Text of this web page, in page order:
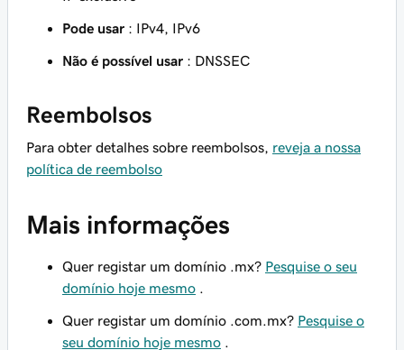
Pode usar : IPv4, IPv6
Não é possível usar : DNSSEC
Reembolsos
Para obter detalhes sobre reembolsos, reveja a nossa
política de reembolso
Mais informações
Quer registar um domínio .mx? Pesquise o seu
domínio hoje mesmo
Quer registar um domínio .com.mx? Pesquise o
seu domínio hoje mesmo